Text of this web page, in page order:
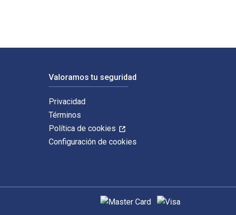
Valoramos tu seguridad
Privacidad
Términos
Política de cookies
Configuración de cookies
Métodos de pago admitidos